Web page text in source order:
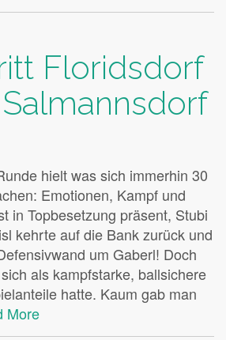
Floridsdorf
hielt was sich immerhin 30
Emotionen, Kampf und
in Topbesetzung präsent, Stubi
kehrte auf die Bank zurück und
um Gaberl! Doch
als kampfstarke, ballsichere
hatte. Kaum gab man
More